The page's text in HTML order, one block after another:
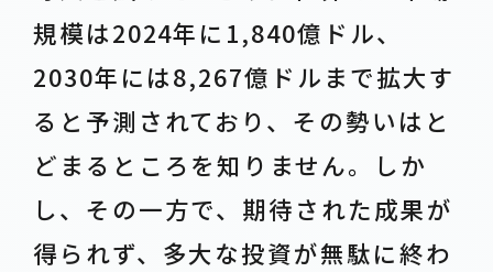
規模は2024年に1,840億ドル、
2030年には8,267億ドルまで拡大す
ると予測されており、その勢いはと
どまるところを知りません。しか
し、その一方で、期待された成果が
得られず、多大な投資が無駄に終わ